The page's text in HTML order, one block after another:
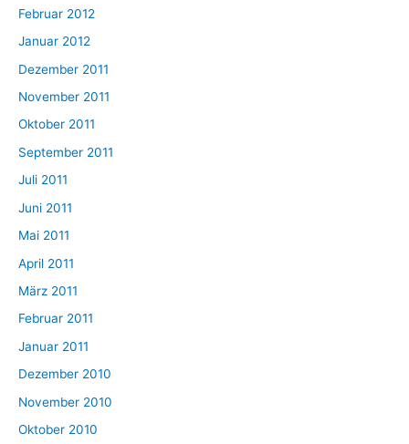
Februar 2012
Januar 2012
Dezember 2011
November 2011
Oktober 2011
September 2011
Juli 2011
Juni 2011
Mai 2011
April 2011
März 2011
Februar 2011
Januar 2011
Dezember 2010
November 2010
Oktober 2010